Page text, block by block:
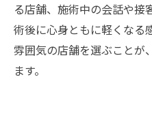
る店舗、施術中の会話や接
術後に心身ともに軽くなる
雰囲気の店舗を選ぶことが
ます。